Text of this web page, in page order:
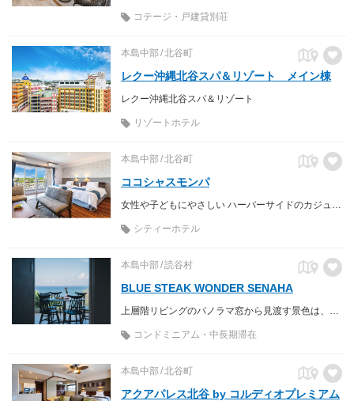
コテージ・戸建貸別荘
本島中部 北谷町
レクー沖縄北谷スパ＆リゾート メイン棟
レクー沖縄北谷スパ＆リゾート
リゾートホテル
本島中部 北谷町
ココシャスモンパ
シティーホテル
本島中部 読谷村
BLUE STEAK WONDER SENAHA
コンドミニアム・中長期滞在
本島中部 北谷町
アクアパレス北谷 by コルディオプレミアム